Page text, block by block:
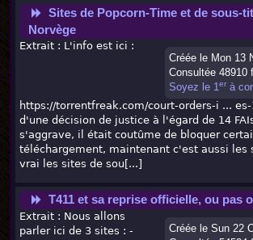
Sites de Popcorn-Time et de sous-
Norvège
Créée le Mon 13
Consultée 48910
Soyez le 1erà
Extrait : L'info est ici :
https://torrentfreak.com/court-orders-i ...
d'une décision de justice à l'égard de 14
s'aggrave, il était coutûme de bloquer
téléchargement, maintenant c'est aussi les
vrai les sites de sou[...]
T411 et sa reprise officielle, ou pas
Créée le Sun 22
Extrait : Nous allons
parler ici de 3 sites : -